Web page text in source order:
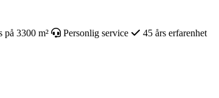
på 3300 m² Personlig service
45 års erfarenhet